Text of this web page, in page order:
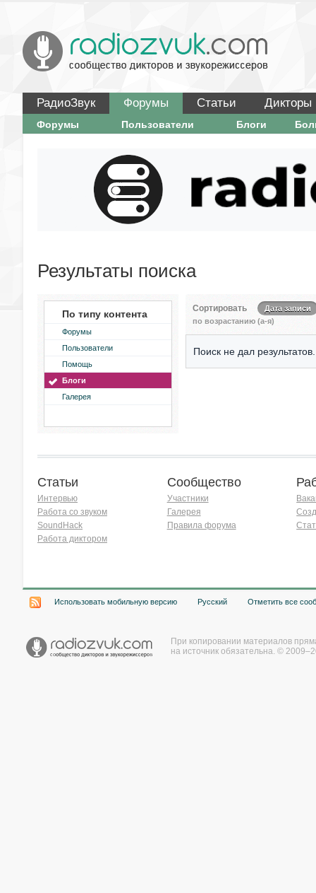
РадиоЗвук Форумы Статьи Дикторы
Форумы Пользователи Блоги
Результаты поиска
По типу контента
Форумы
Пользователи
Помощь
Блоги
Галерея
Сортировать
Дата записи
по возрастанию (а-я)
Поиск не дал результатов.
Статьи
Интервью
Работа со звуком
SoundHack
Работа диктором
Сообщество
Участники
Галерея
Правила форума
Использовать мобильную версию Русский Отметить все
При копировании материалов
на источник обязательна. ©